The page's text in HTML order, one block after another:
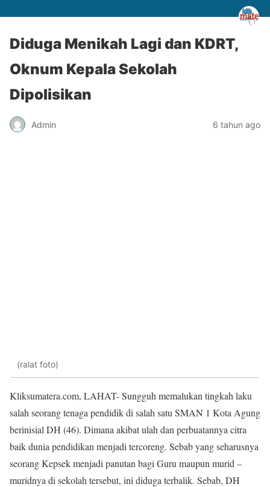
Diduga Menikah Lagi dan KDRT,
Oknum Kepala Sekolah
Dipolisikan
Admin 6 tahun ago
(ralat foto)
Kliksumatera.com, LAHAT- Sungguh memalukan tingkah laku
salah seorang tenaga pendidik di salah satu SMAN 1 Kota Agung
berinisial DH (46). Dimana akibat ulah dan perbuatannya citra
baik dunia pendidikan menjadi tercoreng. Sebab yang seharusnya
seorang Kepsek menjadi panutan bagi Guru maupun murid –
muridnya di sekolah tersebut, ini diduga terbalik. Sebab, DH